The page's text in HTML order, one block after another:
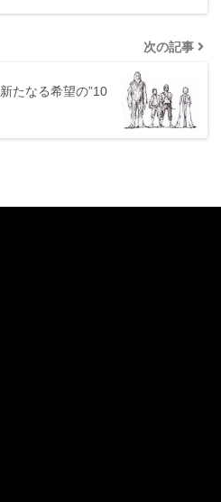
次の記事
たなる希望の”10